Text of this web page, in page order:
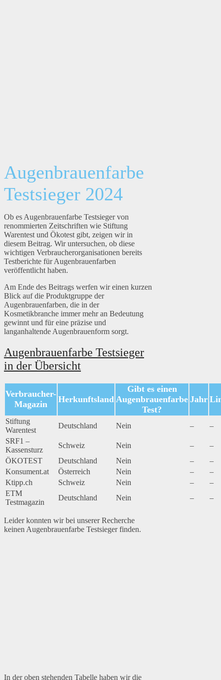
Augenbrauenfarbe
Testsieger 2024
Ob es Augenbrauenfarbe Testsieger von
renommierten Zeitschriften wie Stiftung
Warentest und Ökotest gibt, zeigen wir in
diesem Beitrag. Wir untersuchen, ob diese
wichtigen Verbraucherorganisationen bereits
Testberichte für Augenbrauenfarben
veröffentlicht haben.
Am Ende des Beitrags werfen wir einen kurzen
Blick auf die Produktgruppe der
Augenbrauenfarben, die in der
Kosmetikbranche immer mehr an Bedeutung
gewinnt und für eine präzise und
langanhaltende Augenbrauenform sorgt.
Augenbrauenfarbe Testsieger
in der Übersicht
Verbraucher-
Magazin
Herkunftsland
Gibt es einen
Augenbrauenfarbe
Test?
Jahr
Stiftung
Warentest
Deutschland Nein –
–
SRF1 –
Kassensturz
Schweiz Nein –
–
ÖKOTEST
Deutschland Nein –
–
Konsument.at
Österreich Nein –
–
Ktipp.ch
Schweiz Nein –
–
ETM
Testmagazin
Deutschland Nein – –
Leider konnten wir bei unserer Recherche
keinen Augenbrauenfarbe Testsieger finden.
In der oben stehenden Tabelle haben wir die